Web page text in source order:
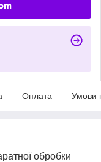
Оплата Умови
обробки